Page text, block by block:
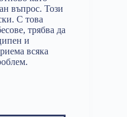
въпрос. Този
С това
трябва да
и
всяка